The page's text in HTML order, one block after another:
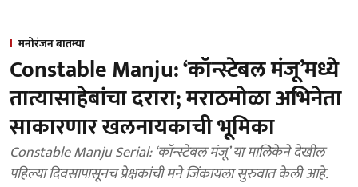
मनोरंजन बातम्या
Constable Manju: ‘कॉन्स्टेबल मंजू’मध्ये
तात्यासाहेबांचा दरारा; मराठमोळा अभिनेता
साकारणार खलनायकाची भूमिका
Constable Manju Serial: ‘कॉन्स्टेबल मंजू’ या मालिकेने देखील
पहिल्या दिवसापासूनच प्रेक्षकांची मने जिंकायला सुरुवात केली आहे.